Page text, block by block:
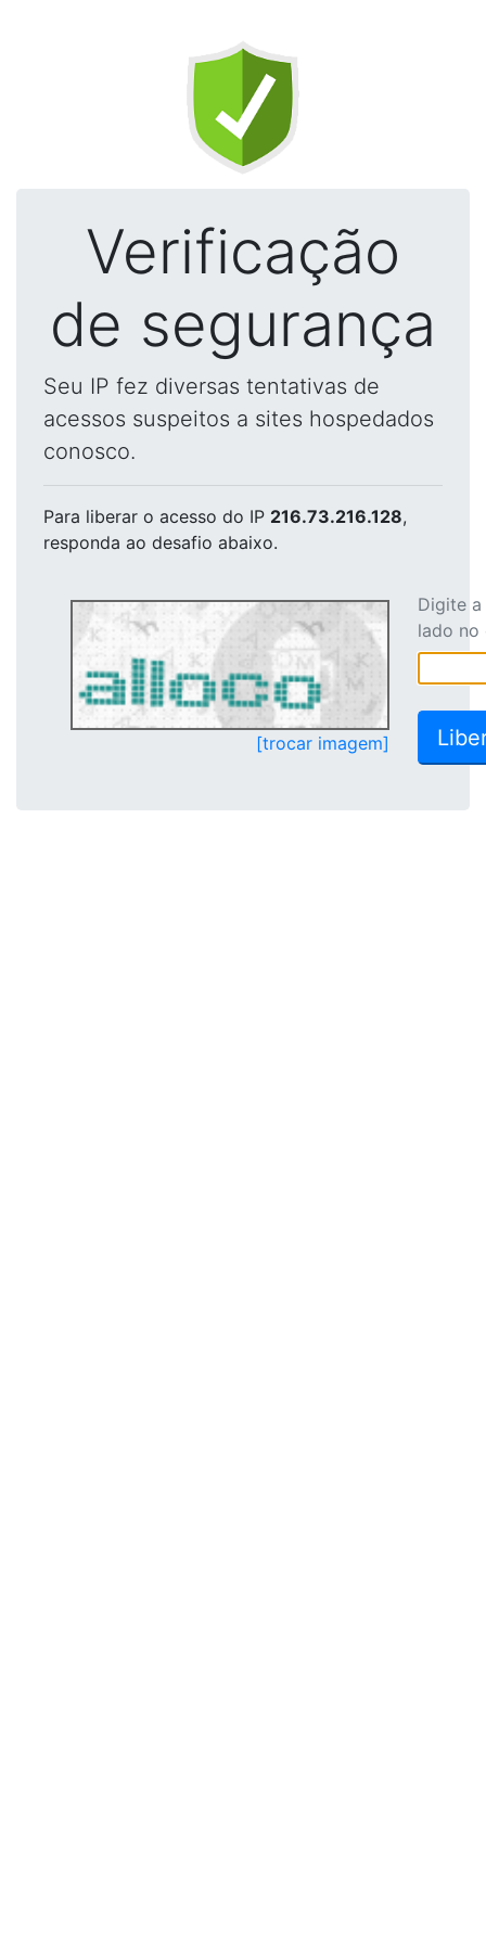
Verificação
de segurança
Seu IP fez diversas tentativas de
acessos suspeitos a sites hospedados
conosco.
Para liberar o acesso do IP 216.73.216.128,
responda ao desafio abaixo.
[trocar imagem]
Digite
lado no